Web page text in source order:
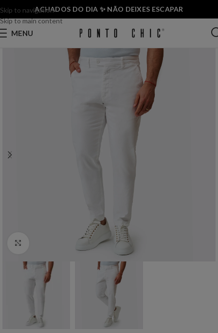
Skip to navigation
Skip to main content
ACHADOS DO DIA ✨ NÃO DEIXES ESCAPAR
MENU